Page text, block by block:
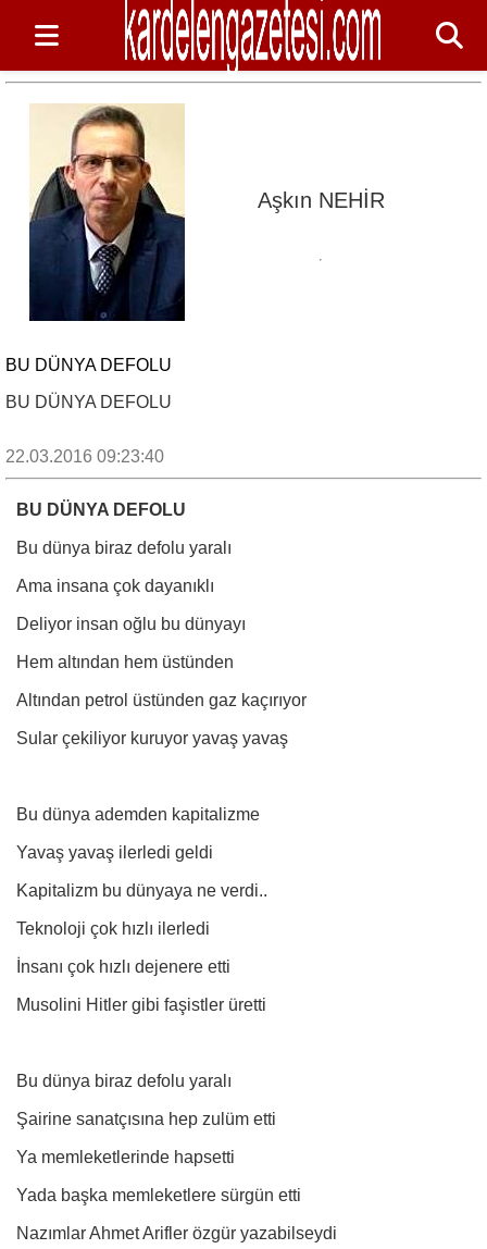
Aşkın NEHİR
BU DÜNYA DEFOLU
BU DÜNYA DEFOLU
22.03.2016 09:23:40
BU DÜNYA DEFOLU
Bu dünya biraz defolu yaralı
Ama insana çok dayanıklı
Deliyor insan oğlu bu dünyayı
Hem altından hem üstünden
Altından petrol üstünden gaz kaçırıyor
Sular çekiliyor kuruyor yavaş yavaş
Bu dünya ademden kapitalizme
Yavaş yavaş ilerledi geldi
Kapitalizm bu dünyaya ne verdi..
Teknoloji çok hızlı ilerledi
İnsanı çok hızlı dejenere etti
Musolini Hitler gibi faşistler üretti
Bu dünya biraz defolu yaralı
Şairine sanatçısına hep zulüm etti
Ya memleketlerinde hapsetti
Yada başka memleketlere sürgün etti
Nazımlar Ahmet Arifler özgür yazabilseydi